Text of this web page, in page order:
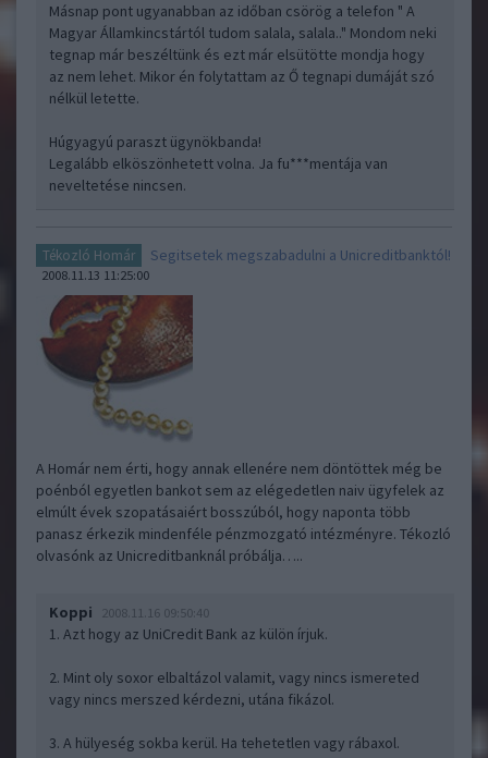
Másnap pont ugyanabban az időban csörög a telefon " A
Magyar Államkincstártól tudom salala, salala.." Mondom neki
tegnap már beszéltünk és ezt már elsütötte mondja hogy
az nem lehet. Mikor én folytattam az Ő tegnapi dumáját szó
nélkül letette.
Húgyagyú paraszt ügynökbanda!
Legalább elköszönhetett volna. Ja fu***mentája van
neveltetése nincsen.
Tékozló Homár Segitsetek megszabadulni a Unicreditbanktól!
2008.11.13 11:25:00
A Homár nem érti, hogy annak ellenére nem döntöttek még be
poénból egyetlen bankot sem az elégedetlen naiv ügyfelek az
elmúlt évek szopatásaiért bosszúból, hogy naponta több
panasz érkezik mindenféle pénzmozgató intézményre. Tékozló
olvasónk az Unicreditbanknál próbálja…..
Koppi 2008.11.16 09:50:40
1. Azt hogy az UniCredit Bank az külön írjuk.
2. Mint oly soxor elbaltázol valamit, vagy nincs ismereted
vagy nincs merszed kérdezni, utána fikázol.
3. A hülyeség sokba kerül. Ha tehetetlen vagy rábaxol.